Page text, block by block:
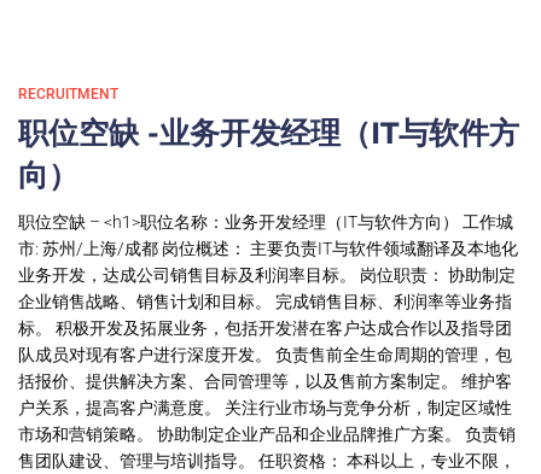
RECRUITMENT
职位空缺 -业务开发经理（IT与软件方
向）
职位空缺 – <h1>职位名称：业务开发经理（IT与软件方向） 工作城
市: 苏州/上海/成都 岗位概述： 主要负责IT与软件领域翻译及本地化
业务开发，达成公司销售目标及利润率目标。 岗位职责： 协助制定
企业销售战略、销售计划和目标。 完成销售目标、利润率等业务指
标。 积极开发及拓展业务，包括开发潜在客户达成合作以及指导团
队成员对现有客户进行深度开发。 负责售前全生命周期的管理，包
括报价、提供解决方案、合同管理等，以及售前方案制定。 维护客
户关系，提高客户满意度。 关注行业市场与竞争分析，制定区域性
市场和营销策略。 协助制定企业产品和企业品牌推广方案。 负责销
售团队建设、管理与培训指导。 任职资格： 本科以上，专业不限，